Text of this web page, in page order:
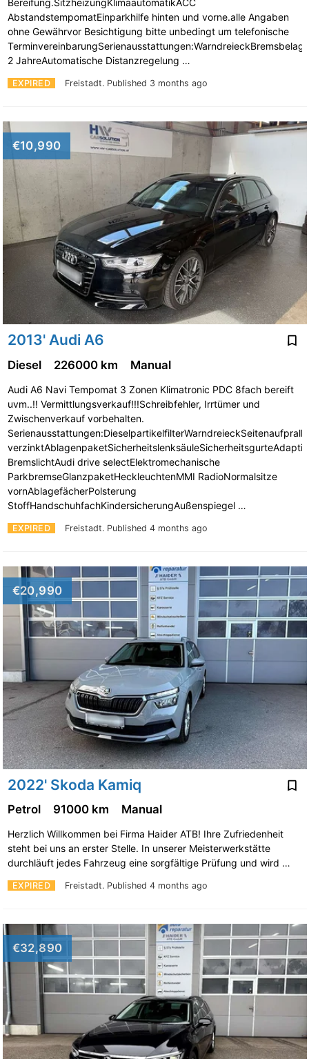
EXPIRED Freistadt. Published 3 months ago
Bereifung.SitzheizungKlimaautomatikACC
AbstandstempomatEinparkhilfe hinten und vorne.alle Angaben
ohne Gewährvor Besichtigung bitte unbedingt um telefonische
2 JahreAutomatische Distanzregelung …
€10,990
2013' Audi A6
EXPIRED Freistadt. Published 4 months ago
Diesel 226000 km Manual
Audi A6 Navi Tempomat 3 Zonen Klimatronic PDC 8fach bereift
uvm..!! Vermittlungsverkauf!!!Schreibfehler, Irrtümer und
Zwischenverkauf vorbehalten.
BremslichtAudi drive selectElektromechanische
ParkbremseGlanzpaketHeckleuchtenMMI RadioNormalsitze
vornAblagefächerPolsterung
StoffHandschuhfachKindersicherungAußenspiegel …
€20,990
2022' Skoda Kamiq
EXPIRED Freistadt. Published 4 months ago
Petrol 91000 km Manual
Herzlich Willkommen bei Firma Haider ATB! Ihre Zufriedenheit
steht bei uns an erster Stelle. In unserer Meisterwerkstätte
durchläuft jedes Fahrzeug eine sorgfältige Prüfung und wird …
€32,890